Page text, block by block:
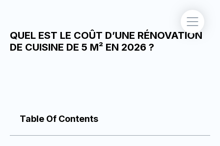
QUEL EST LE COÛT D’UNE RÉNOVATION
DE CUISINE DE 5 M² EN 2026 ?
Table Of Contents